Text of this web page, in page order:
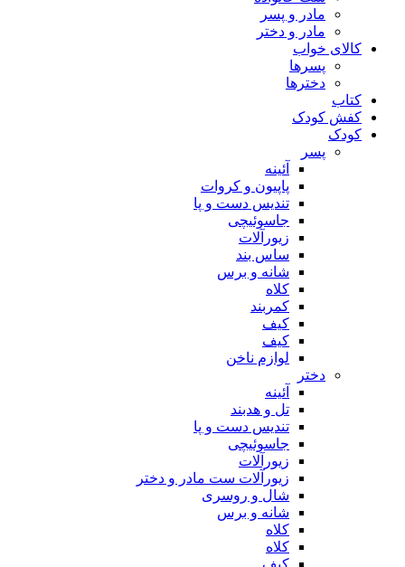
مادر و پسر
مادر و دختر
کالای خواب
پسرها
دخترها
کتاب
کفش کودک
کودک
پسر
آئینه
پاپیون و کروات
تندیس دست و پا
جاسوئیچی
زیورآلات
ساس بند
شانه و برس
کلاه
کمربند
کیف
کیف
لوازم ناخن
دختر
آئینه
تل و هدبند
تندیس دست و پا
جاسوئیچی
زیورآلات
زیورآلات ست مادر و دختر
شال و روسری
شانه و برس
کلاه
کلاه
کیف